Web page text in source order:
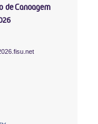
de Canoagem